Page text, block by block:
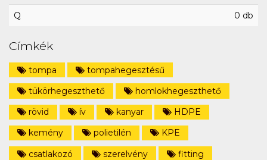
Q 0 db
Címkék
tompa
tompahegesztésű
tükörhegeszthető
homlokhegeszthető
rövid
ív kanyar
HDPE
kemény
polietilén
KPE
csatlakozó
szerelvény
fitting